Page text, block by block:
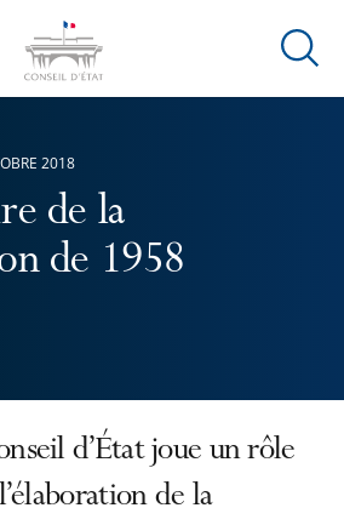
Ouvrir
de la
de 1958
2018
d’État joue un rôle
de la